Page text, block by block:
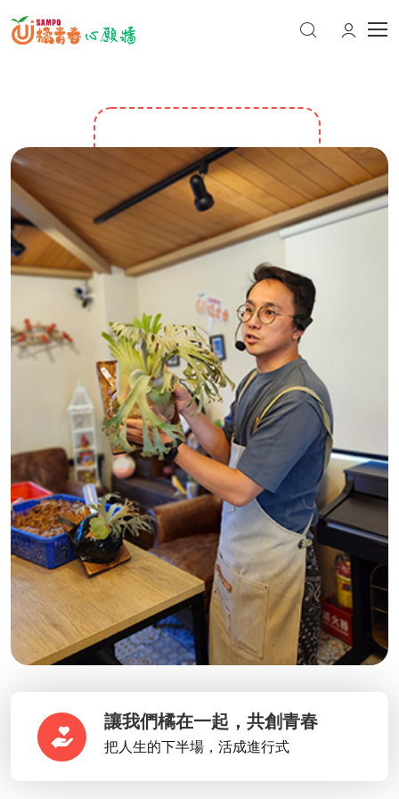
讓我們橘在一起，共創青春
把人生的下半場，活成進行式